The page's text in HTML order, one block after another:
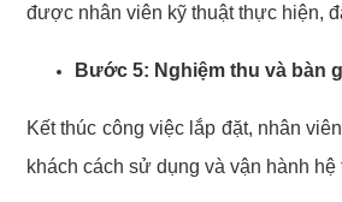
được nhân viên kỹ thuật thực hiện,
Bước 5: Nghiệm thu và bàn
Kết thúc công việc lắp đặt, nhân
khách cách sử dụng và vận hành